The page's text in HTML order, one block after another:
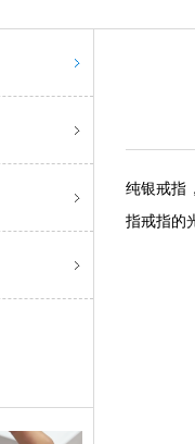
纯银戒指
指戒指的